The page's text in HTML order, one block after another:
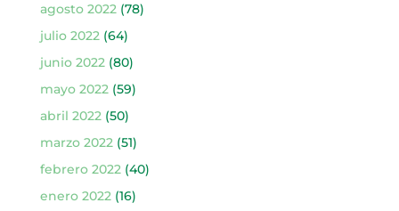
agosto 2022(78)
julio 2022(64)
junio 2022(80)
mayo 2022(59)
abril 2022(50)
marzo 2022(51)
febrero 2022(40)
enero 2022(16)